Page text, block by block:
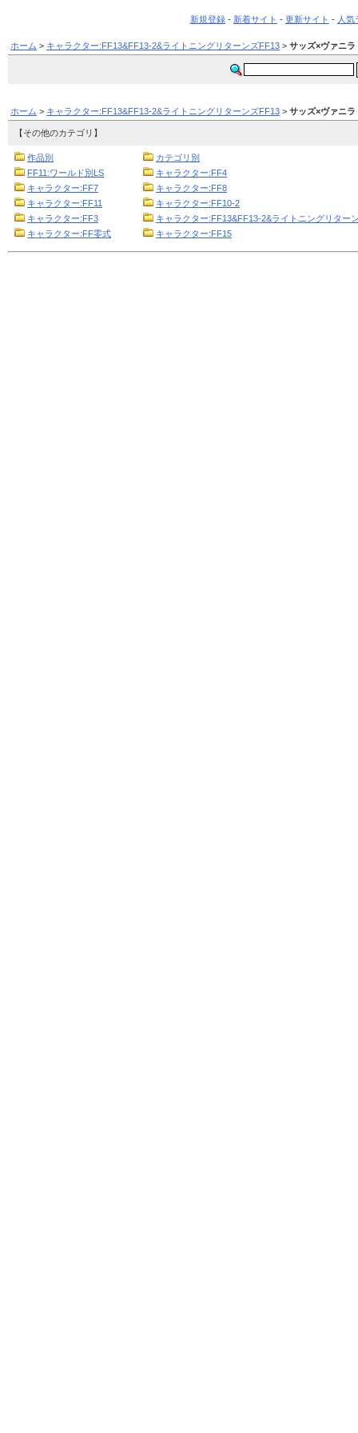
新規登録 - 新着サイト - 更新サイト - 人
ホーム > キャラクター:FF13&FF13-2&ライトニングリターンズFF13 > サッズ×ヴァニラ
ホーム > キャラクター:FF13&FF13-2&ライトニングリターンズFF13 > サッズ×ヴァニラ
【その他のカテゴリ】
作品別
カテゴリ別
FF11:ワールド別LS
キャラクター:FF4
キャラクター:FF7
キャラクター:FF8
キャラクター:FF11
キャラクター:FF10-2
キャラクター:FF3
キャラクター:FF13&FF13-2&ライトニングリター
キャラクター:FF零式
キャラクター:FF15